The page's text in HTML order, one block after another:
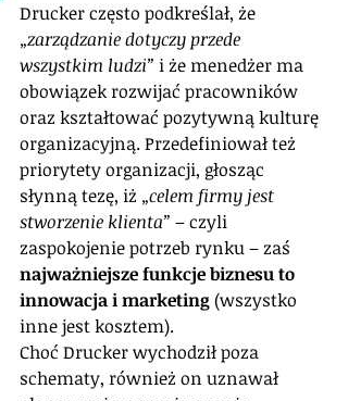
Drucker często podkreślał, że
„zarządzanie dotyczy przede
wszystkim ludzi” i że menedżer ma
obowiązek rozwijać pracowników
oraz kształtować pozytywną kulturę
organizacyjną. Przedefiniował też
priorytety organizacji, głosząc
słynną tezę, iż „celem firmy jest
stworzenie klienta” – czyli
zaspokojenie potrzeb rynku – zaś
najważniejsze funkcje biznesu to
innowacja i marketing (wszystko
inne jest kosztem).
Choć Drucker wychodził poza
schematy, również on uznawał